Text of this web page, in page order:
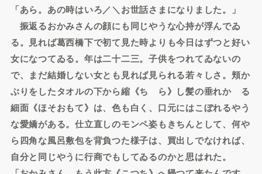
「あら。あの時はいろ／＼お世話さまになりました。」
振返るおかみさんの顔にも同じやうな心持が浮んでゐ
る。見れば葛西橋下で初て見た時よりも今日はずつと好い
女になつてゐる。年は二十二三。子供をつれてゐないの
で、まだ結婚しない女とも見れば見られる若々しさ。頬か
ぶりをしたタオルの下から縮《ちゞら》し髪の垂れかゝる
細面《ほそおもて》は、色も白く、口元にはこぼれるやう
な愛嬌がある。仕立直しのモンペ姿もきちんとして、何や
ら四角な風呂敷包を背負つた様子は、買出しでなければ、
自分と同じやうに行商でもしてゐるのかと思はれた。